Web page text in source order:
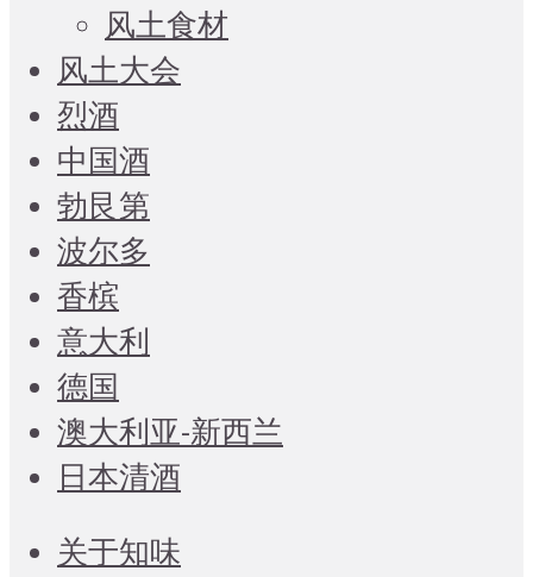
风土食材
风土大会
烈酒
中国酒
勃艮第
波尔多
香槟
意大利
德国
澳大利亚-新西兰
日本清酒
关于知味